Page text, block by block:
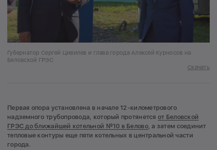
Губернатор Сергей Цивилев и глава города Алексей Курносов на
Беловской ГРЭС
Скачать
Первая опора установлена в начале 12-километрового
надземного трубопровода, который протянется от Беловской
ГРЭС до ближайшей котельной №10 в Белово, а затем соединит
тепловые контуры еще пяти котельных в центральной части
города.